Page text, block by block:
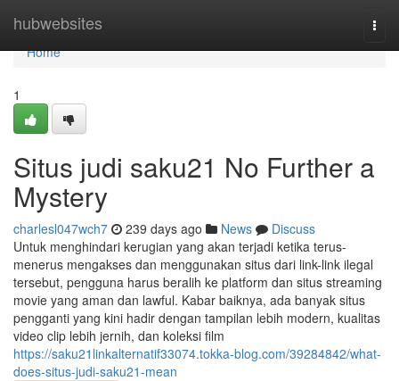
hubwebsites
Home
Home
1
Situs judi saku21 No Further a
Mystery
charlesl047wch7 239 days ago News
Discuss
Untuk menghindari kerugian yang akan terjadi ketika terus-
menerus mengakses dan menggunakan situs dari link-link ilegal
tersebut, pengguna harus beralih ke platform dan situs streaming
movie yang aman dan lawful. Kabar baiknya, ada banyak situs
pengganti yang kini hadir dengan tampilan lebih modern, kualitas
video clip lebih jernih, dan koleksi film
https://saku21linkalternatif33074.tokka-blog.com/39284842/what-
does-situs-judi-saku21-mean